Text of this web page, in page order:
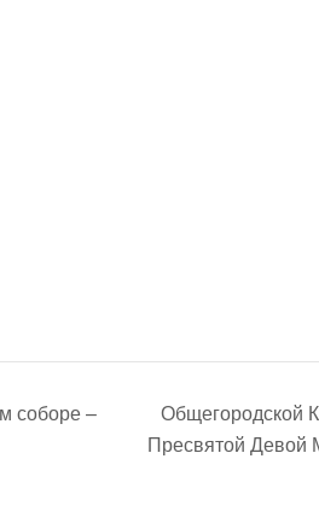
соборе –
Общегородской
Пресвятой Девой